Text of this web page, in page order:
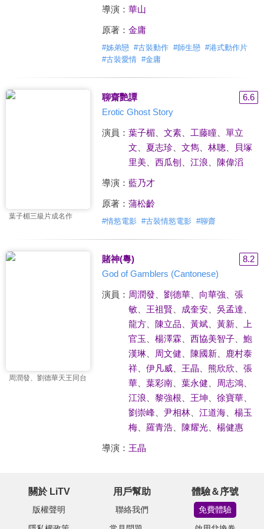
導演： 華山
原著： 金庸
#姊弟戀 #古裝動作 #師生戀 #港式動作片
#古裝愛情 #金庸
葉子楣三級片成名作
聊齋艷譚
6.6
Erotic Ghost Story
演員： 葉子楣 文素、 工藤瞳、 單立
文
夏志珍、 文雋、 林聰
貝塚
里美、 西瓜刨 江浪 陳偉滔
導演： 藍乃才
原著： 蒲松齡
#情慾電影 #古裝情慾電影 #聊齋
周潤發、劉德華天王同台
賭神(粵)
8.2
God of Gamblers (Cantonese)
演員： 周潤發 劉德華、 向華強
張
敏、 王祖賢 成奎安、 吳孟達
龍方、 陳立品 黃斌、 黃新、
上
官玉
楊澤霖 西協美智子、 鮑
漢琳、 周文健 陳國新、
鹿村泰
祥、 伊凡威、 王晶 熊欣欣
張
華、 葉彩南、 葉永健 周志鴻、
江浪
黎強根 王坤 徐寶華、
劉崇峰、 尹相林、 江道海、 楊玉
梅、 羅青浩、 陳耀光、 楊健惠
導演： 王晶
關於 LiTV
版權聲明
用戶幫助
聯絡我們
體驗＆序號
免費體驗